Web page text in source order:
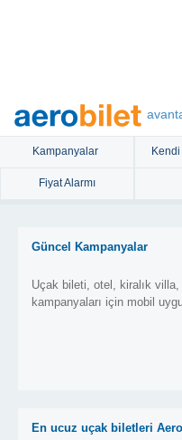
Kampanyalar Kendi
Fiyat Alarmı
Güncel Kampanyalar
Uçak bileti, otel, kiralık
kampanyaları için mobil
En ucuz uçak biletleri